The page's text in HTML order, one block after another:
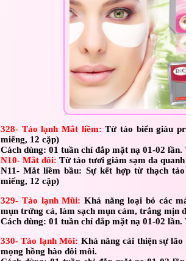
328- Tảo lạnh Mắt liềm: Từ tảo biển giàu
miếng, 12 cặp)
Cách dùng: 01 tuần chỉ đắp mặt nạ 01-02
N10- Mắt đôi: Từ tảo tươi giảm sạm da
N11- Mắt liềm bầu: Sự kết hợp từ thạch
miếng, 12 cặp)
329- Tảo lạnh Mũi: Khả năng loại bỏ các
mụn trứng cá, làm sạch mụn cám, trắng mịn
Cách dùng: 01 tuần chỉ đắp mặt nạ 01-02
330- Tảo lạnh Môi: Khả năng cải thiện sự
mọng hồng hào đôi môi.